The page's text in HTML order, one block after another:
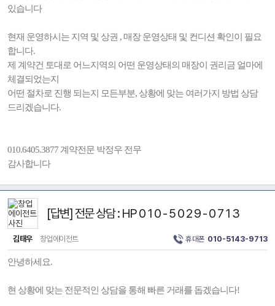
있습니다
현재 운영하시는 지역 및 상권 , 매장 운영상태 및 컨디션 확인이 필요
합니다.
제 계약건 토대로 어느지역의 어떤 운영상태의 매장이 권리금 얼마에
체결되었는지
어떤 절차로 진행 되는지 모든부분, 상황에 맞는 여러가지 방법 상담
드리겠습니다.
010.6405.3877 계약전문 박정우 전무
감사합니다
[답변] 전문 상담 : HP 0 1 0 - 5 0 2 9 - 0 7 1 3
김태우 창업에이전트 휴대폰 010-5143-9713
안녕하세요.
현 상황에 맞는 전문적인 상담을 통해 빠른 거래를 돕겠습니다!